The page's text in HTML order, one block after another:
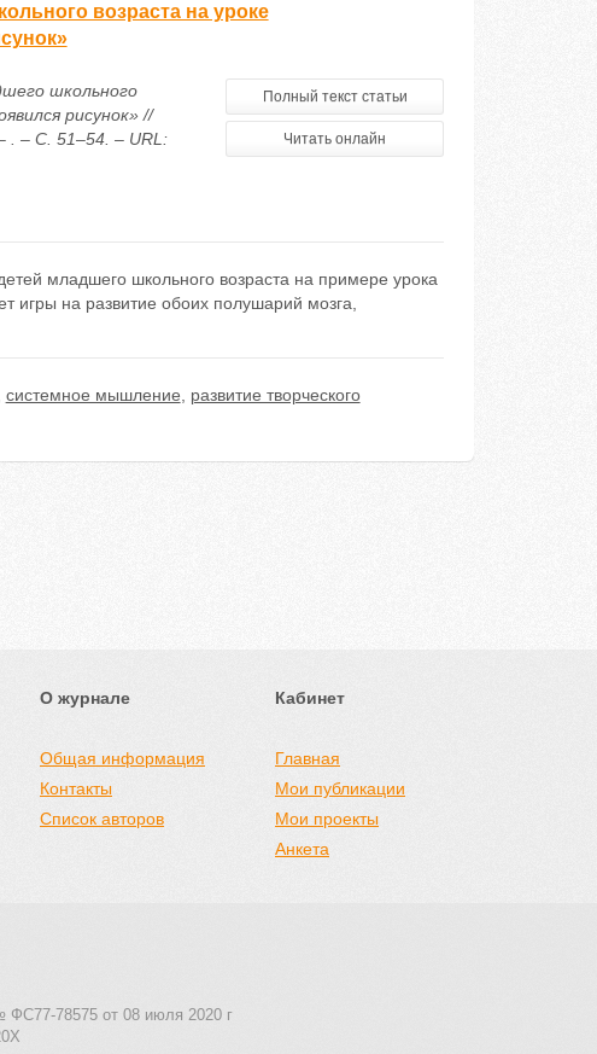
возраста на уроке
школьного
рисунок» //
. – С. 51–54. – URL:
Полный текст статьи
Читать онлайн
младшего школьного возраста на примере урока
игры на развитие обоих полушарий мозга,
системное мышление
развитие творческого
О журнале
Общая информация
Контакты
Список авторов
Кабинет
Главная
Мои публикации
Мои проекты
Анкета
ФС77-78575 от 08 июля 2020 г